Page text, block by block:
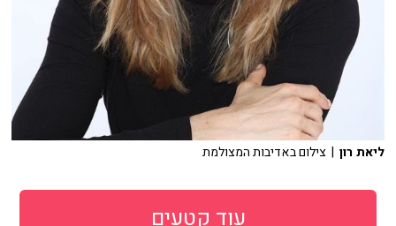
ליאת רון | צילום באדיבות המצולמת
עוד קטעים